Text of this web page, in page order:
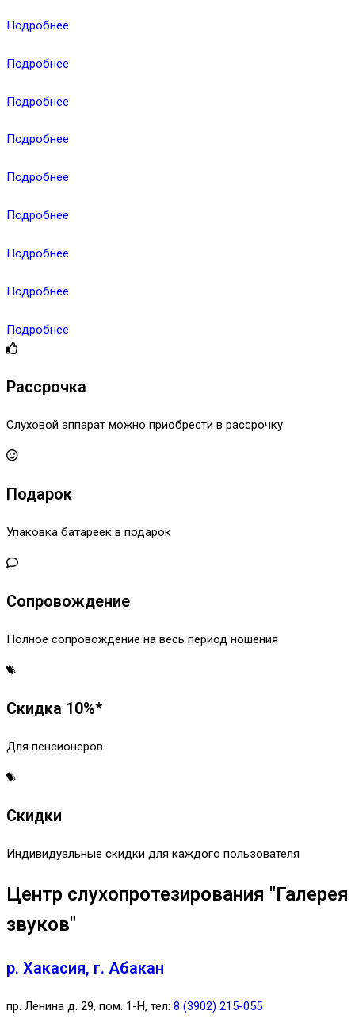
Подробнее
Подробнее
Подробнее
Подробнее
Подробнее
Подробнее
Подробнее
Подробнее
Подробнее
Рассрочка
Слуховой аппарат можно приобрести в рассрочку
Подарок
Упаковка батареек в подарок
Сопровождение
Полное сопровождение на весь период ношения
Скидка 10%*
Для пенсионеров
Скидки
Индивидуальные скидки для каждого пользователя
Центр слухопротезирования "Галерея
звуков"
р. Хакасия, г. Абакан
пр. Ленина д. 29, пом. 1-Н, тел: 8 (3902) 215-055